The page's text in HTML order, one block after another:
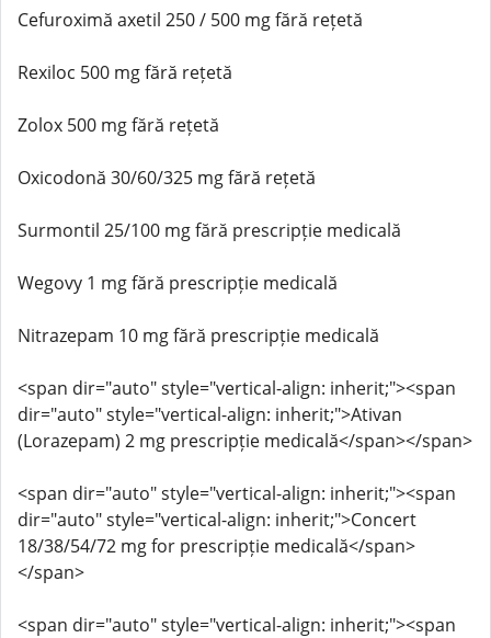
Cefuroximă axetil 250 / 500 mg fără rețetă
Rexiloc 500 mg fără rețetă
Zolox 500 mg fără rețetă
Oxicodonă 30/60/325 mg fără rețetă
Surmontil 25/100 mg fără prescripție medicală
Wegovy 1 mg fără prescripție medicală
Nitrazepam 10 mg fără prescripție medicală
<span dir="auto" style="vertical-align: inherit;"><span
dir="auto" style="vertical-align: inherit;">Ativan
(Lorazepam) 2 mg prescripție medicală</span></span>
<span dir="auto" style="vertical-align: inherit;"><span
dir="auto" style="vertical-align: inherit;">Concert
18/38/54/72 mg for prescripție medicală</span>
</span>
<span dir="auto" style="vertical-align: inherit;"><span